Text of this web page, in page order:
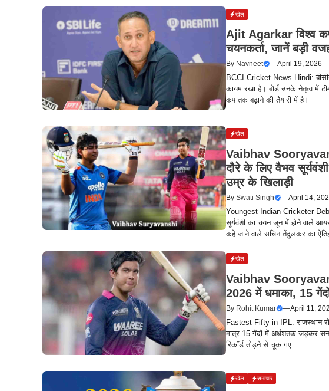
खेल
Ajit Agarkar विश्व
चयनकर्ता, जानें बड़ी
By Navneet —April 19, 2026
BCCI Cricket News Hindi:
कायम रखा है। बोर्ड उनके नेतृत्व में
कप तक बढ़ाने की तैयारी में है।
खेल
Vaibhav
दौरे के लिए वैभव
उम्र के खिलाड़ी
BySwati Singh —April 14,
Youngest Indian Cricketer
सूर्यवंशी का चयन जून में होने वाले
कहे जाने वाले सचिन तेंदुलकर का
खेल
Vaibhav
2026 में धमाका, 15
By Rohit Kumar —April 11,
Fastest Fifty in IPL: राजस्थान
मात्र 15 गेंदों में अर्धशतक जड़कर
रिकॉर्ड तोड़ने से चूक गए
खेल समाचार